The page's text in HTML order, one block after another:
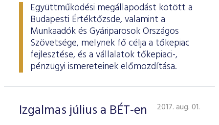
Együttműködési megállapodást kötött a
Budapesti Értéktőzsde, valamint a
Munkaadók és Gyáriparosok Országos
Szövetsége, melynek fő célja a tőkepiac
fejlesztése, és a vállalatok tőkepiaci-,
pénzügyi ismereteinek előmozdítása.
Izgalmas július a BÉT-en 2017. aug. 01.